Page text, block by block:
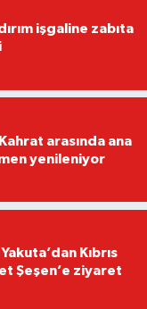
işgaline zabıta
arasında ana
yenileniyor
Kıbrıs
Şeşen’e ziyaret